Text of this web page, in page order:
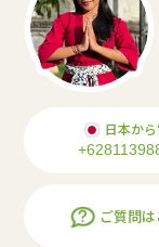
日本か
ご質問